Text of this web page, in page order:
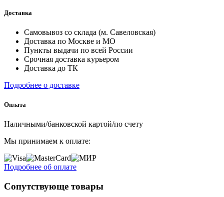
Доставка
Самовывоз со склада (м. Савеловская)
Доставка по Москве и МО
Пункты выдачи по всей России
Срочная доставка курьером
Доставка до ТК
Подробнее о доставке
Оплата
Наличными/банковской картой/по счету
Мы принимаем к оплате:
Подробнее об оплате
Сопутствующе товары